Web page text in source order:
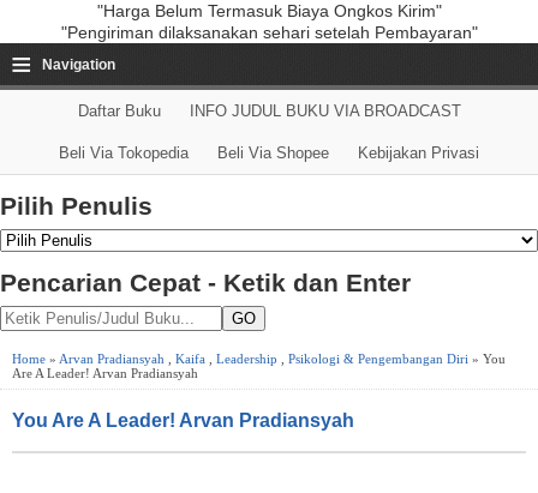
"Harga Belum Termasuk Biaya Ongkos Kirim"
"Pengiriman dilaksanakan sehari setelah Pembayaran"
≡ Navigation
Daftar Buku INFO JUDUL BUKU VIA BROADCAST
Beli Via Tokopedia Beli Via Shopee Kebijakan Privasi
Pilih Penulis
Pencarian Cepat - Ketik dan Enter
GO
Home » Arvan Pradiansyah Kaifa Leadership Psikologi & Pengembangan Diri » You
Are A Leader! Arvan Pradiansyah
You Are A Leader! Arvan Pradiansyah